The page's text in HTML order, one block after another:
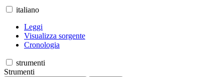
italiano
Leggi
Visualizza sorgente
Cronologia
strumenti
Strumenti